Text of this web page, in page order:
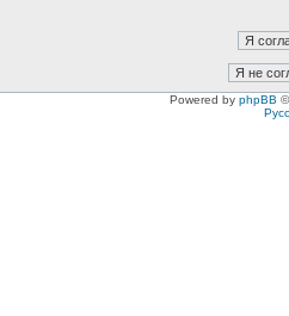
Powered by phpBB